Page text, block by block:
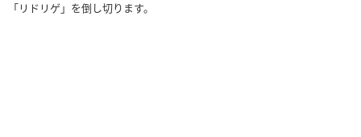
「リドリゲ」を倒し切ります。